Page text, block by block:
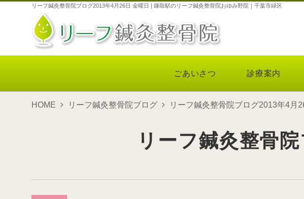
リーフ鍼灸整骨院ブログ2013年4月26日 金曜日 | 鎌取駅のリーフ鍼灸整骨院おゆみ野院｜千葉市緑区
ごあいさつ 診療案内
HOME リーフ鍼灸整骨院ブログ リーフ鍼灸整骨院ブログ2013年4月
リーフ鍼灸整骨